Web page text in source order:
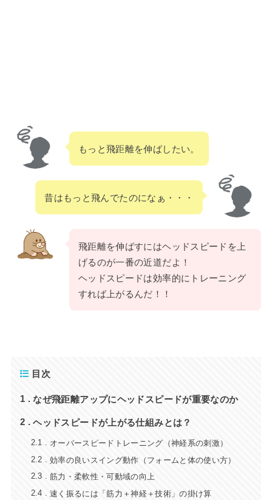
もっと飛距離を伸ばしたい。
昔はもっと飛んでたのになぁ・・・
飛距離を伸ばすにはヘッドスピードを上
げるのが一番の近道だよ！
ヘッドスピードは効率的にトレーニング
すれば上がるんだ！！
目次
1 なぜ飛距離アップにヘッドスピードが重要なのか
2 ヘッドスピードが上がる仕組みとは？
2.1 オーバースピードトレーニング（神経系の刺激）
2.2 効率の良いスイング動作（フォームと体の使い方）
2.3 筋力・柔軟性・可動域の向上
2.4 速く振るには「筋力＋神経＋技術」の掛け算